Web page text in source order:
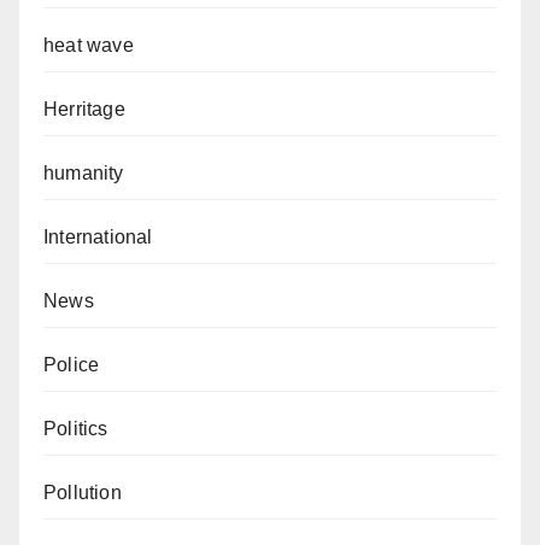
heat wave
Herritage
humanity
International
News
Police
Politics
Pollution